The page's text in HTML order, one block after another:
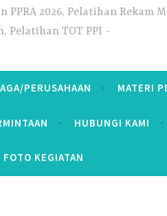
PPRA 2026, Pelatihan Rekam
Pelatihan TOT PPI
PERUSAHAAN MATERI
HUBUNGI KAMI
FOTO KEGIATAN